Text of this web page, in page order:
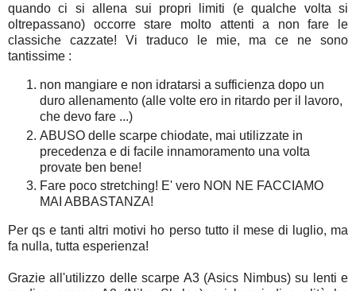
quando ci si allena sui propri limiti (e qualche volta si
oltrepassano) occorre stare molto attenti a non fare le
classiche cazzate! Vi traduco le mie, ma ce ne sono
tantissime :
non mangiare e non idratarsi a sufficienza dopo un
duro allenamento (alle volte ero in ritardo per il lavoro,
che devo fare ...)
ABUSO delle scarpe chiodate, mai utilizzate in
precedenza e di facile innamoramento una volta
provate ben bene!
Fare poco stretching! E' vero NON NE FACCIAMO
MAI ABBASTANZA!
Per qs e tanti altri motivi ho perso tutto il mese di luglio, ma
fa nulla, tutta esperienza!
Grazie all'utilizzo delle scarpe A3 (Asics Nimbus) su lenti e